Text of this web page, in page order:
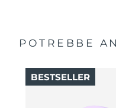
POTREBBE
BESTSELLER